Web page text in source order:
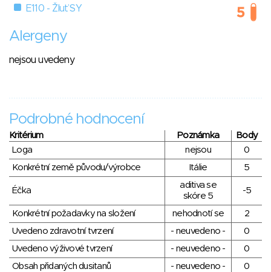
E110 - Žluť SY
Alergeny
nejsou uvedeny
Podrobné hodnocení
Kritérium Poznámka
Body
Loga
nejsou
0
Konkrétní země původu/výrobce
Itálie 5
Éčka
aditiva se
skóre 5
-5
Konkrétní požadavky na složení nehodnotí se
2
Uvedeno zdravotní tvrzení
- neuvedeno -
0
Uvedeno výživové tvrzení
- neuvedeno -
0
Obsah přidaných dusitanů
- neuvedeno -
0